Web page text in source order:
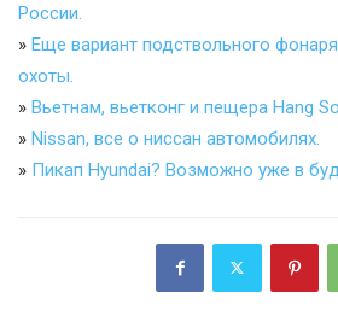
России.
» Еще вариант подствольного
охоты.
» Вьетнам, вьетконг и пещера Hang
» Nissan, все о ниссан автомобилях.
» Пикап Hyundai? Возможно уже в